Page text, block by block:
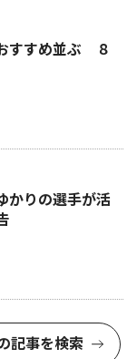
すすめ並ぶ ８
かりの選手が活
記事を検索